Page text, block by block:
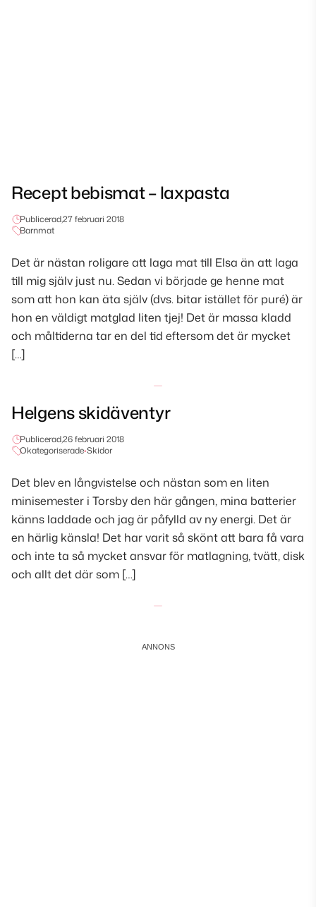
Recept bebismat – laxpasta
Publicerad,27 februari 2018
Barnmat
Det är nästan roligare att laga mat till Elsa än att laga
till mig själv just nu. Sedan vi började ge henne mat
som att hon kan äta själv (dvs. bitar istället för puré) är
hon en väldigt matglad liten tjej! Det är massa kladd
och måltiderna tar en del tid eftersom det är mycket
[…]
Helgens skidäventyr
Publicerad,26 februari 2018
Okategoriserade•Skidor
Det blev en långvistelse och nästan som en liten
minisemester i Torsby den här gången, mina batterier
känns laddade och jag är påfylld av ny energi. Det är
en härlig känsla! Det har varit så skönt att bara få vara
och inte ta så mycket ansvar för matlagning, tvätt, disk
och allt det där som […]